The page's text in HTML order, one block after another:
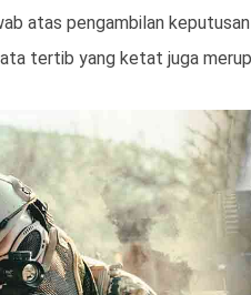
atas pengambilan
tertib yang ketat juga